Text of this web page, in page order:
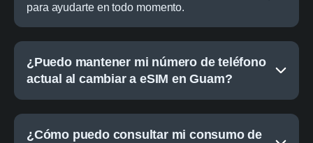
para ayudarte en todo momento.
¿Puedo mantener mi número de teléfono
actual al cambiar a eSIM en Guam?
¿Cómo puedo consultar mi consumo de